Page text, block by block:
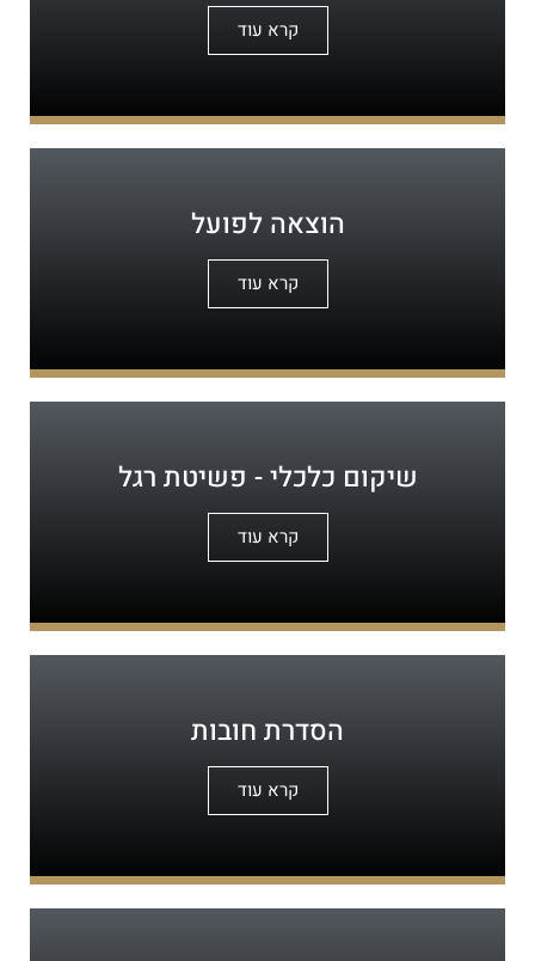
קרא עוד
הוצאה לפועל
קרא עוד
שיקום כלכלי - פשיטת רגל
קרא עוד
הסדרת חובות
קרא עוד